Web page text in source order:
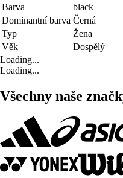
Barva
black
Dominantní barva Černá
Typ
Žena
Věk
Dospělý
Loading...
Loading...
Všechny naše